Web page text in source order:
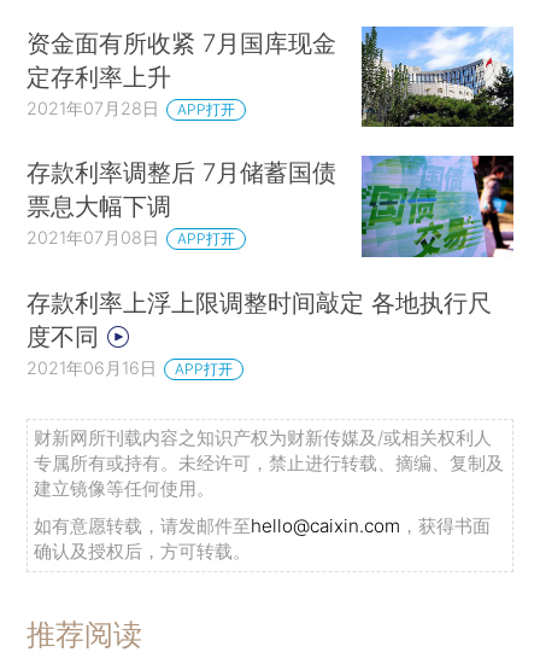
资金面有所收紧 7月国库现金
定存利率上升
2021年07月28日 APP打开
存款利率调整后 7月储蓄国债
票息大幅下调
2021年07月08日 APP打开
存款利率上浮上限调整时间敲定 各地执行尺
度不同
2021年06月16日 APP打开
财新网所刊载内容之知识产权为财新传媒及/或相关权利人
专属所有或持有。未经许可，禁止进行转载、摘编、复制及
建立镜像等任何使用。
如有意愿转载，请发邮件至hello@caixin.com ，获得书面
确认及授权后，方可转载。
推荐阅读